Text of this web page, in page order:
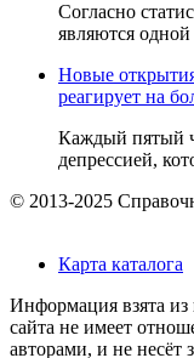
Согласно
являются
Новые
реагирует на
Каждый пятый
депрессией,
© 2013-2025
Карта каталога
Информация взята
сайта не имеет
авторами, и не несёт